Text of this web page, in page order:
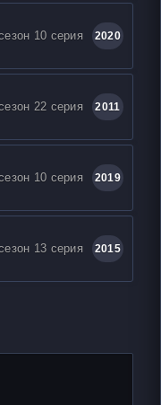
10 серия 2020
22 серия 2011
10 серия 2019
13 серия 2015